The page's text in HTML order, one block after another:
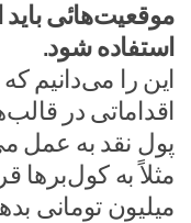
موقعیت‌هائی
استفاده شود.
این را می‌دانیم
اقداماتی در
پول نقد به عمل
مثلاً به
میلیون تومانی